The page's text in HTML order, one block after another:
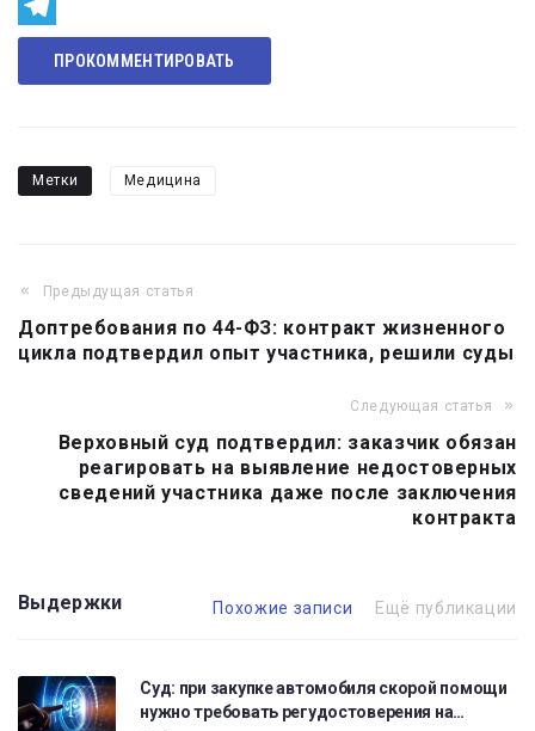
Odnoklassniki
Telegram
ПРОКОММЕНТИРОВАТЬ
Метки Медицина
Навигация
по
записям
Предыдущая статья
Доптребования по 44-ФЗ: контракт жизненного
цикла подтвердил опыт участника, решили суды
Следующая статья
Верховный суд подтвердил: заказчик обязан
реагировать на выявление недостоверных
сведений участника даже после заключения
контракта
Выдержки Похожие записи Ещё публикации
Суд: при закупке автомобиля скорой помощи
нужно требовать регудостоверения на…